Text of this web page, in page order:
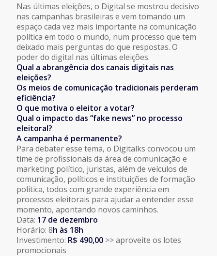
Nas últimas eleições, o Digital se mostrou decisivo
nas campanhas brasileiras e vem tomando um
espaço cada vez mais importante na comunicação
política em todo o mundo, num processo que tem
deixado mais perguntas do que respostas. O
poder do digital nas últimas eleições.
Qual a abrangência dos canais digitais nas
eleições?
Os meios de comunicação tradicionais perderam
eficiência?
O que motiva o eleitor a votar?
Qual o impacto das “fake news” no processo
eleitoral?
A campanha é permanente?
Para debater esse tema, o Digitalks convocou um
time de profissionais da área de comunicação e
marketing político, juristas, além de veículos de
comunicação, políticos e instituições de formação
política, todos com grande experiência em
processos eleitorais para ajudar a entender esse
momento, apontando novos caminhos.
Data: 17 de dezembro
Horário: 8h às 18h
Investimento: R$ 490,00>> aproveite os lotes
promocionais